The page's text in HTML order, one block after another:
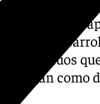
que
el
de residuos
tengan como